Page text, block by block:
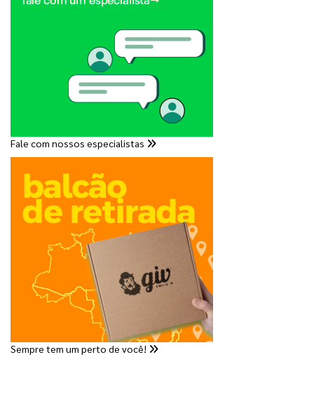
Fale com nossos especialistas
Sempre tem um perto de você!